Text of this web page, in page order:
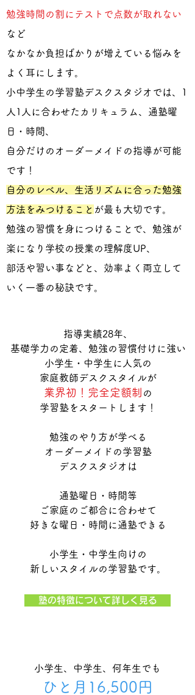
​勉強時間の割にテストで点数が取れない
など
なかなか負担ばかりが増えている悩みを
よく耳にします。
小中学生の学習塾デスクスタジオでは、1
人1人に合わせたカリキュラム、通塾曜
日・時間、
自分だけのオーダーメイドの指導が可能
です！
自分のレベル、生活リズムに合った勉強
方法をみつけること が最も大切です。
勉強の習慣を身につけることで、勉強が
楽になり学校の授業の理解度UP、
​部活や習い事などと、効率よく両立して
いく一番の秘訣です。
指導実績28年、
基礎学力の定着、勉強の習慣付けに強い
​小学生・中学生に人気の
家庭教師デスクスタイルが
業界初！完全定額制 の
​学習塾をスタートします！
勉強のやり方が学べる
オーダーメイドの学習塾
デスクスタジオは
通塾曜日・時間等
ご家庭のご都合に合わせて
好きな曜日・時間に通塾できる
小学生・中学生向けの
新しいスタイルの学習塾です。
塾の特徴について詳しく見る
小学生、中学生、何年生でも
​ひと月16,500円